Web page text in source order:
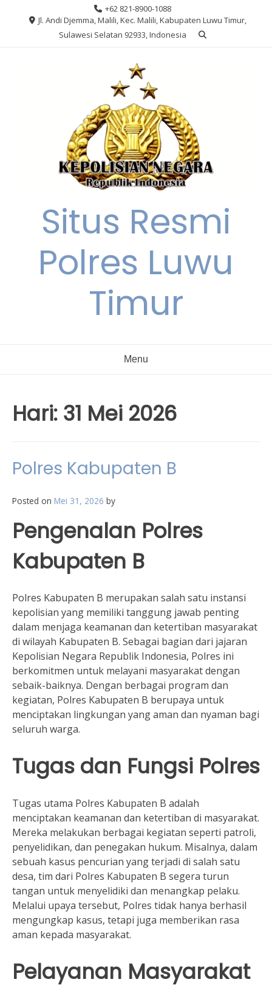
+62 821-8900-1088
Jl. Andi Djemma, Malili, Kec. Malili, Kabupaten Luwu Timur,
Sulawesi Selatan 92933, Indonesia
Situs Resmi
Polres Luwu
Timur
Menu
Hari: 31 Mei 2026
Polres Kabupaten B
Posted on Mei 31, 2026 by
Pengenalan Polres
Kabupaten B
Polres Kabupaten B merupakan salah satu instansi
kepolisian yang memiliki tanggung jawab penting
dalam menjaga keamanan dan ketertiban masyarakat
di wilayah Kabupaten B. Sebagai bagian dari jajaran
Kepolisian Negara Republik Indonesia, Polres ini
berkomitmen untuk melayani masyarakat dengan
sebaik-baiknya. Dengan berbagai program dan
kegiatan, Polres Kabupaten B berupaya untuk
menciptakan lingkungan yang aman dan nyaman bagi
seluruh warga.
Tugas dan Fungsi Polres
Tugas utama Polres Kabupaten B adalah
menciptakan keamanan dan ketertiban di masyarakat.
Mereka melakukan berbagai kegiatan seperti patroli,
penyelidikan, dan penegakan hukum. Misalnya, dalam
sebuah kasus pencurian yang terjadi di salah satu
desa, tim dari Polres Kabupaten B segera turun
tangan untuk menyelidiki dan menangkap pelaku.
Melalui upaya tersebut, Polres tidak hanya berhasil
mengungkap kasus, tetapi juga memberikan rasa
aman kepada masyarakat.
Pelayanan Masyarakat